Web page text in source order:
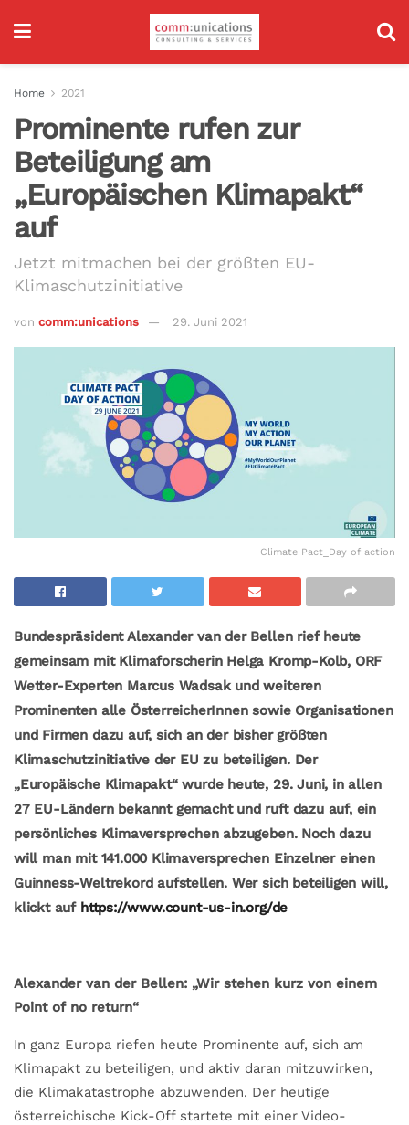
Home 2021
Prominente rufen zur
Beteiligung am
„Europäischen Klimapakt“
auf
Jetzt mitmachen bei der größten EU-
Klimaschutzinitiative
von comm:unications 29. Juni 2021
Climate Pact_Day of action
Bundespräsident Alexander van der Bellen rief heute
gemeinsam mit Klimaforscherin Helga Kromp-Kolb, ORF
Wetter-Experten Marcus Wadsak und weiteren
Prominenten alle ÖsterreicherInnen sowie Organisationen
und Firmen dazu auf, sich an der bisher größten
Klimaschutzinitiative der EU zu beteiligen. Der
„Europäische Klimapakt“ wurde heute, 29. Juni, in allen
27 EU-Ländern bekannt gemacht und ruft dazu auf, ein
persönliches Klimaversprechen abzugeben. Noch dazu
will man mit 141.000 Klimaversprechen Einzelner einen
Guinness-Weltrekord aufstellen. Wer sich beteiligen will,
klickt auf https://www.count-us-in.org/de
Alexander van der Bellen: „Wir stehen kurz von einem
Point of no return“
In ganz Europa riefen heute Prominente auf, sich am
Klimapakt zu beteiligen, und aktiv daran mitzuwirken,
die Klimakatastrophe abzuwenden. Der heutige
österreichische Kick-Off startete mit einer Video-